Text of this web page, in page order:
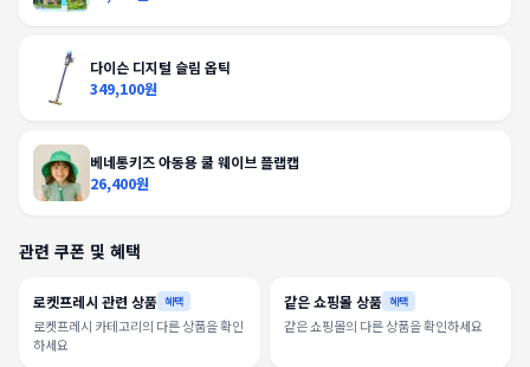
다이슨 디지털 슬림 옵틱
349,100원
베네통키즈 아동용 쿨 웨이브 플랩캡
26,400원
관련 쿠폰 및 혜택
로켓프레시 관련 상품 혜택
로켓프레시 카테고리의 다른 상품을 확인
하세요
같은 쇼핑몰 상품 혜택
같은 쇼핑몰의 다른 상품을 확인하세요